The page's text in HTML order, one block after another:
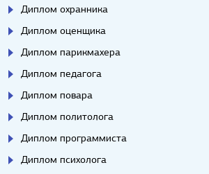
Диплом охранника
Диплом оценщика
Диплом парикмахера
Диплом педагога
Диплом повара
Диплом политолога
Диплом программиста
Диплом психолога